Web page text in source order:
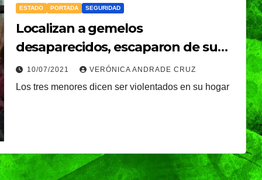
ESTADO PORTADA SEGURIDAD
Localizan a gemelos
desaparecidos, escaparon de su
hogar con otra menor
10/07/2021 VERÓNICA ANDRADE CRUZ
Los tres menores dicen ser violentados en su hogar